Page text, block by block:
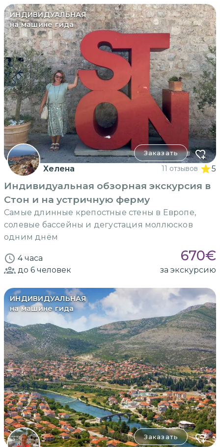
ИНДИВИДУАЛЬНАЯ
на машине гида
Заказать
Хелена 11 отзывов 5
Индивидуальная обзорная экскурсия в
Стон и на устричную ферму
Самые длинные крепостные стены в Европе,
солевые бассейны и дегустация моллюсков
одним днём
4 часа 670€
до 6 человек за экскурсию
ИНДИВИДУАЛЬНАЯ
на машине гида
Заказать